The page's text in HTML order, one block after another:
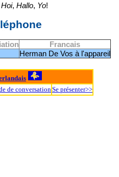
Hoi, Hallo, Yo!
Francais
Herman De Vos à l'appareil
de conversationSe présenter>>